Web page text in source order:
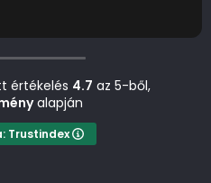
értékelés 4.7 az 5-ből,
alapján
Trustindex